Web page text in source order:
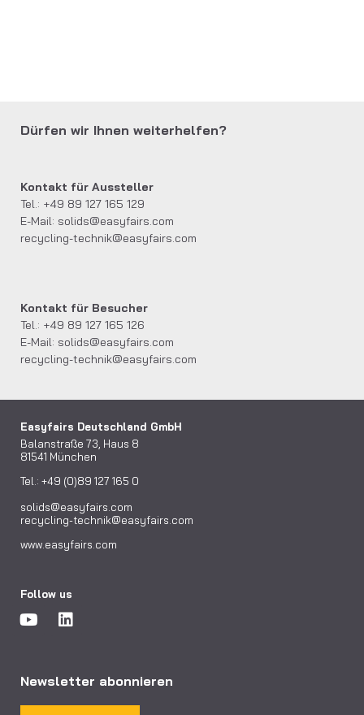
Dürfen wir Ihnen weiterhelfen?
Kontakt für Aussteller
Tel.: +49 89 127 165 129
E-Mail: solids@easyfairs.com
recycling-technik@easyfairs.com
Kontakt für Besucher
Tel.: +49 89 127 165 126
E-Mail: solids@easyfairs.com
recycling-technik@easyfairs.com
Easyfairs Deutschland GmbH
Balanstraße 73, Haus 8
81541 München
Tel.: +49 (0)89 127 165 0
solids@easyfairs.com
recycling-technik@easyfairs.com
www.easyfairs.com
Follow us
Newsletter abonnieren